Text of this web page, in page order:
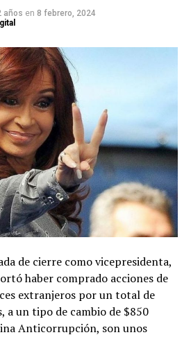
años en 8 febrero, 2024
de cierre como vicepresidenta,
haber comprado acciones de
extranjeros por un total de
a un tipo de cambio de $850
Anticorrupción, son unos